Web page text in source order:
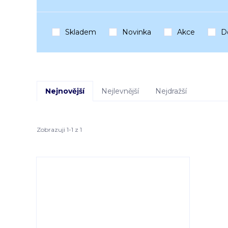
Skladem Novinka Akce
Nejnovější Nejlevnější Nejdražší
Zobrazuji 1-1 z 1